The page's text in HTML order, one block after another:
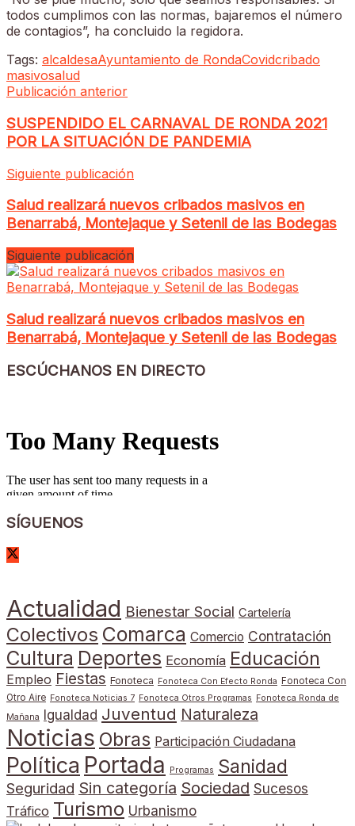
todos cumplimos con las normas, bajaremos el número
de contagios”, ha concluido la regidora.
Tags: alcaldesaAyuntamiento de RondaCovidcribado
masivosalud
Publicación anterior
SUSPENDIDO EL CARNAVAL DE RONDA 2021
POR LA SITUACIÓN DE PANDEMIA
Siguiente publicación
Salud realizará nuevos cribados masivos en
Benarrabá, Montejaque y Setenil de las Bodegas
Siguiente publicación
Salud realizará nuevos cribados masivos en
Benarrabá, Montejaque y Setenil de las Bodegas
ESCÚCHANOS EN DIRECTO
SÍGUENOS
Actualidad Bienestar Social Cartelería
Colectivos Comarca Comercio Contratación
Cultura Deportes Economía Educación
Empleo Fiestas Fonoteca Fonoteca Con Efecto Ronda Fonoteca Con
Otro Aire Fonoteca Noticias 7 Fonoteca Otros Programas Fonoteca Ronda de
Mañana Igualdad Juventud Naturaleza
Noticias Obras Participación Ciudadana
Política Portada Programas Sanidad
Seguridad Sin categoría Sociedad Sucesos
Tráfico Turismo Urbanismo